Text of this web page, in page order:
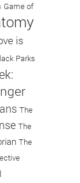
Game of
is
Parks
The
The
The